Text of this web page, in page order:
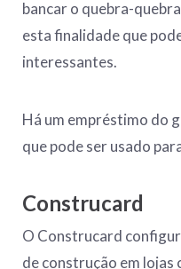
bancar o quebra-
esta finalidade que
interessantes.
Há um empréstimo do
que pode ser usado
Construcard
O Construcard
de construção em lojas